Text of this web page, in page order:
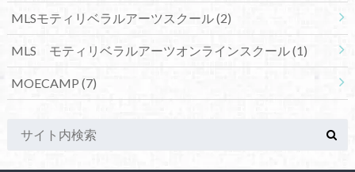
MLSモティリベラルアーツスクール(2)
MLS モティリベラルアーツオンラインスクール(1)
MOECAMP (7)